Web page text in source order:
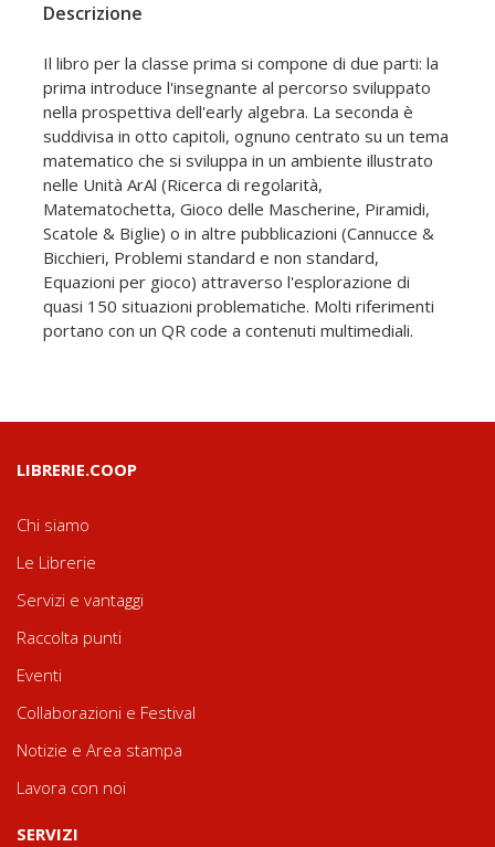
Descrizione
Il libro per la classe prima si compone di due parti: la
prima introduce l'insegnante al percorso sviluppato
nella prospettiva dell'early algebra. La seconda è
suddivisa in otto capitoli, ognuno centrato su un tema
matematico che si sviluppa in un ambiente illustrato
nelle Unità ArAl (Ricerca di regolarità,
Matematochetta, Gioco delle Mascherine, Piramidi,
Scatole & Biglie) o in altre pubblicazioni (Cannucce &
Bicchieri, Problemi standard e non standard,
Equazioni per gioco) attraverso l'esplorazione di
quasi 150 situazioni problematiche. Molti riferimenti
portano con un QR code a contenuti multimediali.
LIBRERIE.COOP
Chi siamo
Le Librerie
Servizi e vantaggi
Raccolta punti
Eventi
Collaborazioni e Festival
Notizie e Area stampa
Lavora con noi
SERVIZI